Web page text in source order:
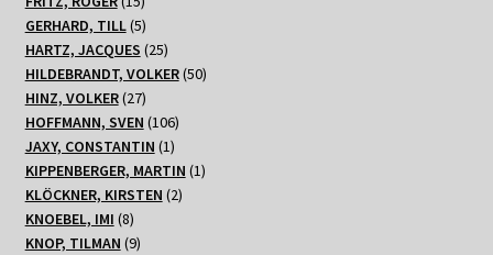
Produkte
GERHARD, TILL 55
Produkte
HARTZ, JACQUES 2525
Produkte
HILDEBRANDT, VOLKER 5050
HINZ, VOLKER 2727
Produkte
HOFFMANN, SVEN 106106
Produkte
JAXY, CONSTANTIN 11
Produkt
KIPPENBERGER, MARTIN 11
KLÖCKNER, KIRSTEN 22
KNOEBEL, IMI 88
Produkte
KNOP, TILMAN 99